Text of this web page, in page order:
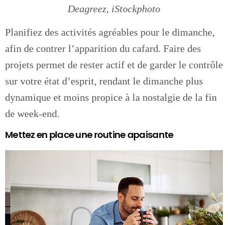
Deagreez, iStockphoto
Planifiez des activités agréables pour le dimanche,
afin de contrer l’apparition du cafard. Faire des
projets permet de rester actif et de garder le contrôle
sur votre état d’esprit, rendant le dimanche plus
dynamique et moins propice à la nostalgie de la fin
de week-end.
Mettez en place une routine apaisante